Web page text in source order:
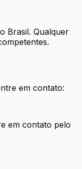
Brasil. Qualquer
em contato:
em contato pelo